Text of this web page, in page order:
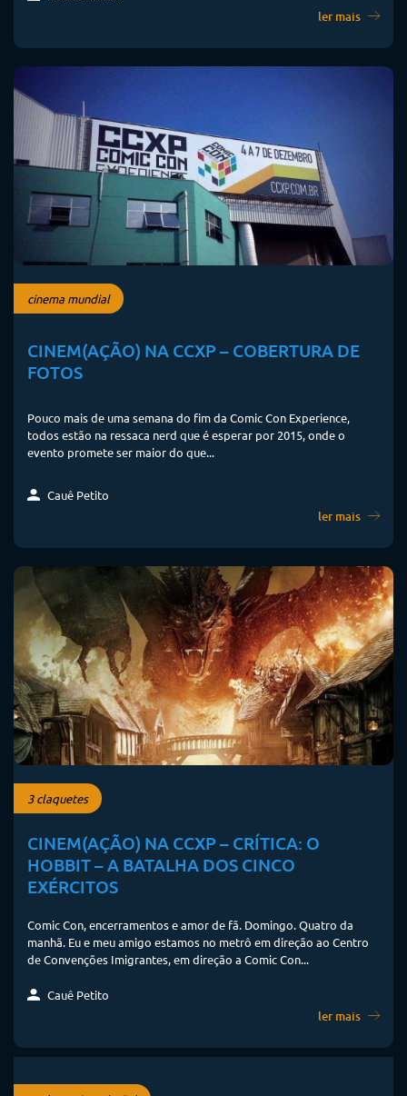
ler mais
cinema mundial
CINEM(AÇÃO) NA CCXP – COBERTURA DE
FOTOS
Pouco mais de uma semana do fim da Comic Con Experience,
todos estão na ressaca nerd que é esperar por 2015, onde o
evento promete ser maior do que...
Cauê Petito
ler mais
3 claquetes
CINEM(AÇÃO) NA CCXP – CRÍTICA: O
HOBBIT – A BATALHA DOS CINCO
EXÉRCITOS
Comic Con, encerramentos e amor de fã. Domingo. Quatro da
manhã. Eu e meu amigo estamos no metrô em direção ao Centro
de Convenções Imigrantes, em direção a Comic Con...
Cauê Petito
ler mais